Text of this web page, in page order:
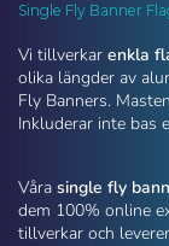
Single Fly Banner
Vi tillverkar enkla
olika längder av
Fly Banners.
Inkluderar inte bas
Våra single fly
dem 100% online
tillverkar och